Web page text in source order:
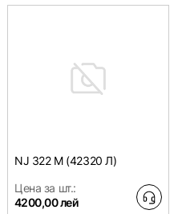
NJ 322 M (42320 Л)
Цена за шт.:
4200,00 лей